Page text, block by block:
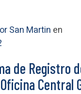
San Martin en
de Registro
Central